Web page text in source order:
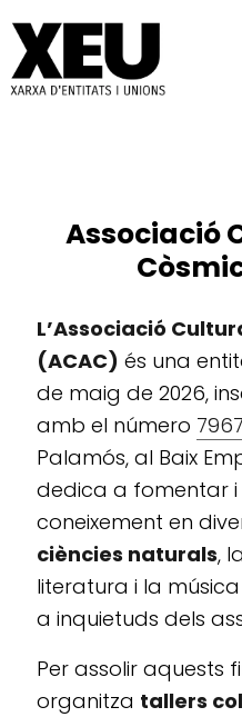
Associació
L’Associació
(ACAC) és una
de maig de 2026,
amb el número
Palamós, al Baix
dedica a fomentar i
coneixement en
ciències naturals,
literatura i la
a inquietuds dels
Per assolir aquests
organitza tallers